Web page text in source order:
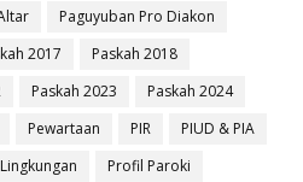
Paguyuban Pro Diakon
2017
Paskah 2018
Paskah 2023
Paskah 2024
Pewartaan PIR
PIUD & PIA
Profil Paroki